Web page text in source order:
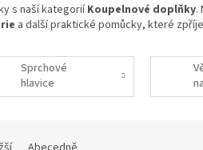
s naší kategoriíKoupelnové doplňky.
a další praktické pomůcky, které
Sprchové
hlavice